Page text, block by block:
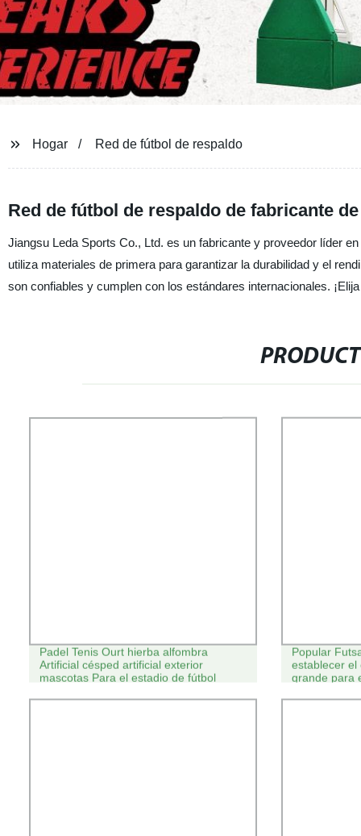
Hogar Red de fútbol de respaldo
Red de fútbol de respaldo de fabricante
Jiangsu Leda Sports Co., Ltd. es un fabricante y proveedor líder
utiliza materiales de primera para garantizar la durabilidad y el
son confiables y cumplen con los estándares internacionales.
Padel Tenis Ourt hierba alfombra
Artificial césped artificial exterior
mascotas Para el estadio de fútbol
Popular
establecer el
grande para